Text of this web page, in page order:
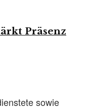
Präsenz
sowie